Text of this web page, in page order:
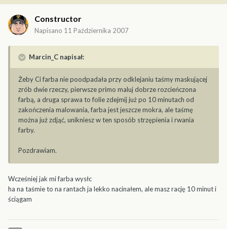
Constructor
Napisano 11 Października 2007
Marcin_C napisał:
Żeby Ci farba nie poodpadała przy odklejaniu taśmy maskującej
zrób dwie rzeczy, pierwsze primo maluj dobrze rozcieńczona
farbą, a druga sprawa to folie zdejmij już po 10 minutach od
zakończenia malowania, farba jest jeszcze mokra, ale taśmę
można już zdjąć, unikniesz w ten sposób strzępienia i rwania
farby.
Pozdrawiam.
Wcześniej jak mi farba wysłc
ha na taśmie to na rantach ja lekko nacinałem, ale masz rację 10 minut i
ściągam